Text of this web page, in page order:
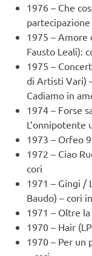
1976 – Che
1975 – Amore
Fausto Leali):
1975 –
di Artisti Vari)
Cadiamo in
1974 – Forse
L’onnipotente
1973 – Orfeo
1972 – Ciao
cori
1971 – Gingi /
Baudo) – cori
1971 – Oltre
1970 – Hair
1970 – Per un